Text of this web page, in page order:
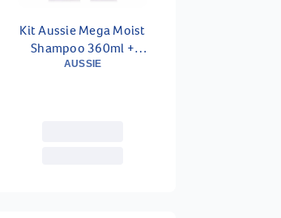
Kit Aussie Mega Moist
Shampoo 360ml +
Condicionador 180ml
AUSSIE